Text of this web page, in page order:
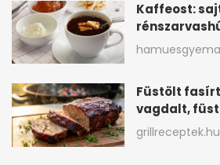
Kaffeost:
melegítő
Füstölt
vagdalt,
BBQ mázzal
grillreceptek.hu